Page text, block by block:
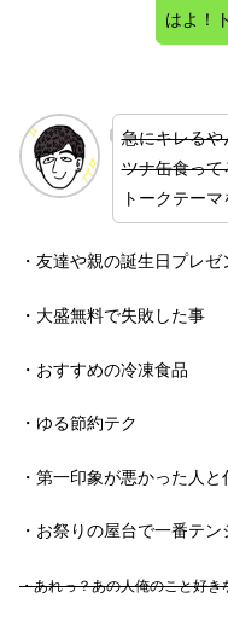
はよ！
急にキレるや
ツナ缶食って
トークテー
・友達や親の誕生日プレ
・大盛無料で失敗した事
・おすすめの冷凍食品
・ゆる節約テク
・第一印象が悪かった人と
・お祭りの屋台で一番テ
・あれっ？あの人俺のこと好